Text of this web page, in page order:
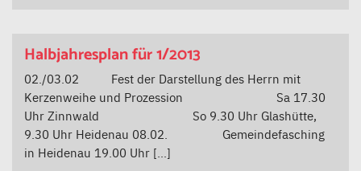
Halbjahresplan für 1/2013
02./03.02 Fest der Darstellung des Herrn mit
Kerzenweihe und Prozession Sa 17.30
Uhr Zinnwald So 9.30 Uhr Glashütte,
9.30 Uhr Heidenau 08.02. Gemeindefasching
in Heidenau 19.00 Uhr […]